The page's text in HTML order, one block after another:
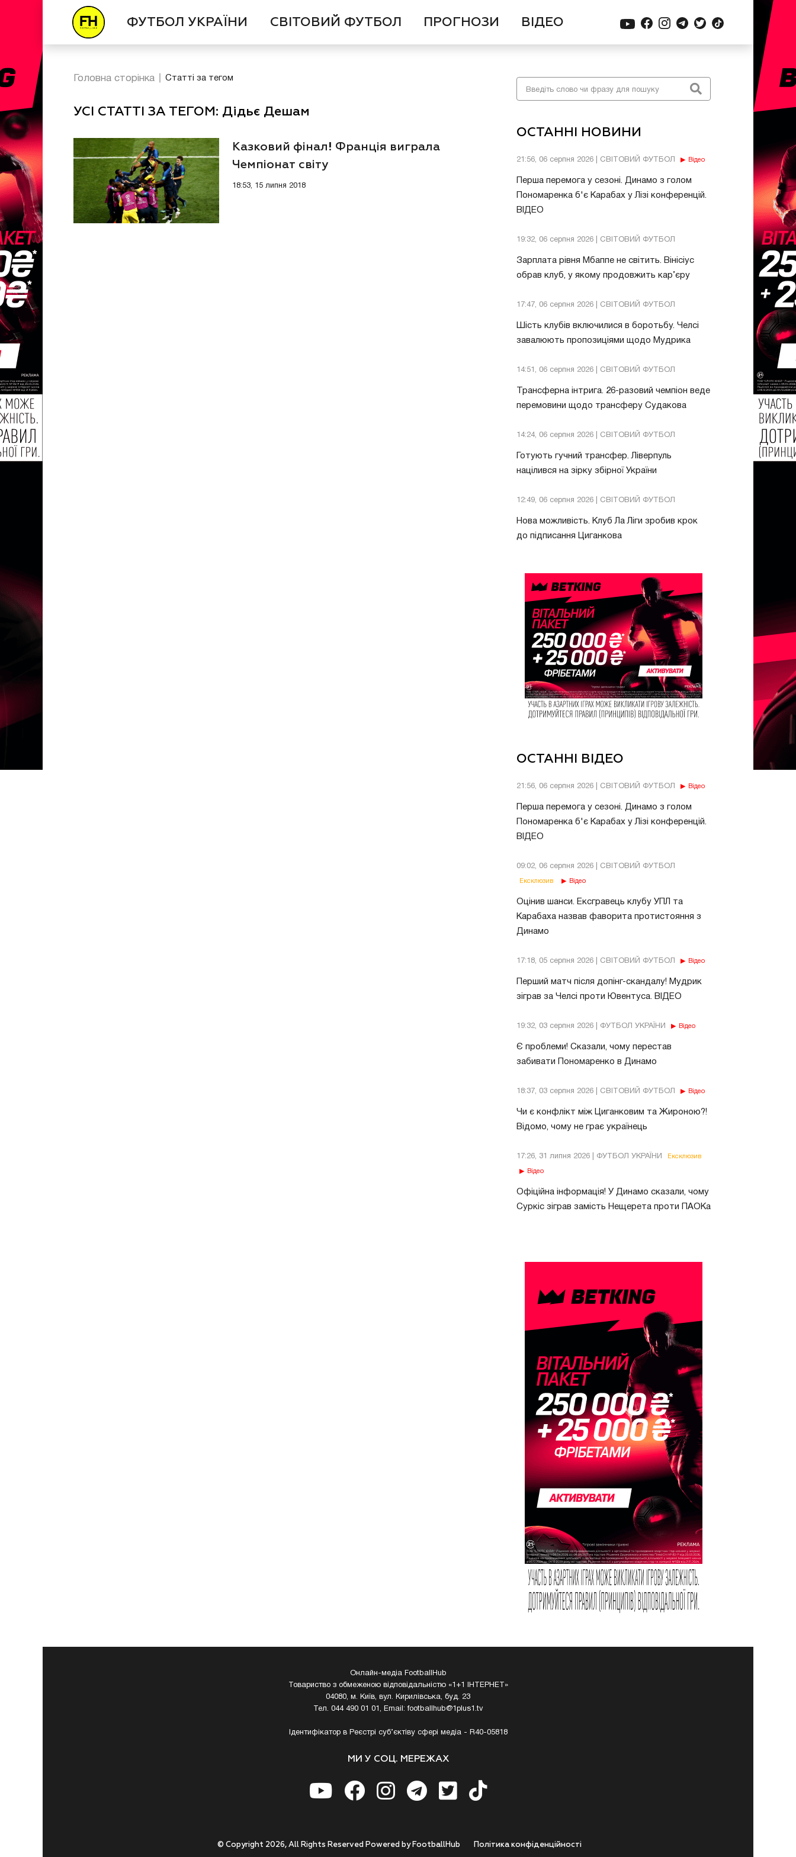
ФУТБОЛ УКРАЇНИ СВІТОВИЙ ФУТБОЛ ПРОГНОЗИ ВІДЕО
ОСТАННІ НОВИНИ
21:56, 06 серпня 2026 | СВІТОВИЙ ФУТБОЛ Відео
Перша перемога у сезоні. Динамо з голом
Пономаренка б'є Карабах у Лізі конференцій.
ВІДЕО
19:32, 06 серпня 2026 | СВІТОВИЙ ФУТБОЛ
Зарплата рівня Мбаппе не світить. Вінісіус
обрав клуб, у якому продовжить кар’єру
17:47, 06 серпня 2026 | СВІТОВИЙ ФУТБОЛ
Шість клубів включилися в боротьбу. Челсі
завалюють пропозиціями щодо Мудрика
14:51, 06 серпня 2026 | СВІТОВИЙ ФУТБОЛ
Трансферна інтрига. 26-разовий чемпіон веде
перемовини щодо трансферу Судакова
14:24, 06 серпня 2026 | СВІТОВИЙ ФУТБОЛ
Готують гучний трансфер. Ліверпуль
націлився на зірку збірної України
12:49, 06 серпня 2026 | СВІТОВИЙ ФУТБОЛ
Нова можливість. Клуб Ла Ліги зробив крок
до підписання Циганкова
ОСТАННІ ВІДЕО
21:56, 06 серпня 2026 | СВІТОВИЙ ФУТБОЛ Відео
Перша перемога у сезоні. Динамо з голом
Пономаренка б'є Карабах у Лізі конференцій.
ВІДЕО
09:02, 06 серпня 2026 | СВІТОВИЙ ФУТБОЛ
Ексклюзив Відео
Оцінив шанси. Ексгравець клубу УПЛ та
Карабаха назвав фаворита протистояння з
Динамо
17:18, 05 серпня 2026 | СВІТОВИЙ ФУТБОЛ Відео
Перший матч після допінг-скандалу! Мудрик
зіграв за Челсі проти Ювентуса. ВІДЕО
19:32, 03 серпня 2026 | ФУТБОЛ УКРАЇНИ Відео
Є проблеми! Сказали, чому перестав
забивати Пономаренко в Динамо
18:37, 03 серпня 2026 | СВІТОВИЙ ФУТБОЛ Відео
Чи є конфлікт між Циганковим та Жироною?!
Відомо, чому не грає українець
17:26, 31 липня 2026 | ФУТБОЛ УКРАЇНИ Ексклюзив
Відео
Офіційна інформація! У Динамо сказали, чому
Суркіс зіграв замість Нещерета проти ПАОКа
Головна сторінка Статті за тегом
УСІ СТАТТІ ЗА ТЕГОМ: Дідьє Дешам
Казковий фінал! Франція виграла
Чемпіонат світу
18:53, 15 липня 2018
Онлайн-медіа FootballHub
Товариство з обмеженою відповідальністю «1+1 ІНТЕРНЕТ»
04080, м. Київ, вул. Кирилівська, буд. 23
Тел. 044 490 01 01, Email:footballhub@1plus1.tv
Ідентифікатор в Реєстрі суб’єктіву сфері медіа - R40-05818
МИ У СОЦ. МЕРЕЖАХ
Полiтика конфiденцiйностi
© Copyright 2026, All Rights Reserved Powered by FootballHub